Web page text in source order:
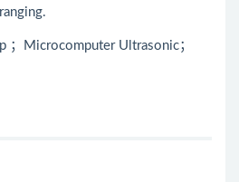
；Microcomputer Ultrasonic；